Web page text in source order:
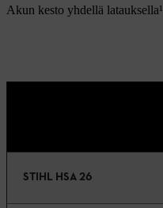
Akun kesto yhdellä latauksella¹
STIHL HSA 26